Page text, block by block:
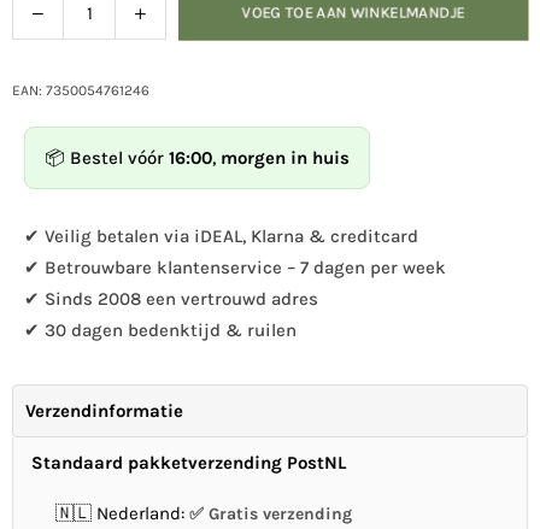
Hoeveelheid
Verlaag
de
voor
Black
Cottage
Verhoog
de
voor
Black
Cottage
VOEG TOE AAN WINKELMANDJE
EAN: 7350054761246
📦 Bestel vóór 16:00, morgen in huis
✔ Veilig betalen via iDEAL, Klarna & creditcard
✔ Betrouwbare klantenservice – 7 dagen per week
✔ Sinds 2008 een vertrouwd adres
✔ 30 dagen bedenktijd & ruilen
Verzendinformatie
Standaard pakketverzending PostNL
🇳🇱 Nederland: Gratis verzending